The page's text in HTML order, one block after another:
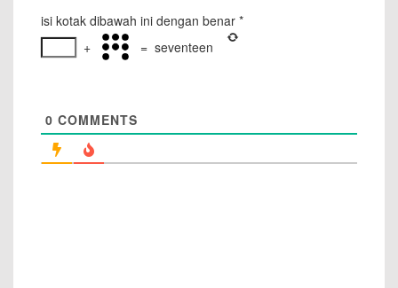
isi kotak dibawah ini dengan benar *
+
= seventeen
0 COMMENTS